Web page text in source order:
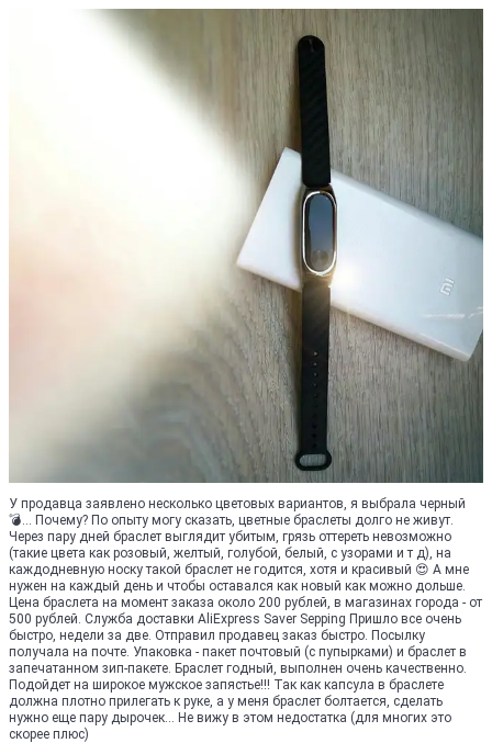
У продавца заявлено несколько цветовых вариантов, я выбрала черный
💣... Почему? По опыту могу сказать, цветные браслеты долго не живут.
Через пару дней браслет выглядит убитым, грязь оттереть невозможно
(такие цвета как розовый, желтый, голубой, белый, с узорами и т д), на
каждодневную носку такой браслет не годится, хотя и красивый 😍 А мне
нужен на каждый день и чтобы оставался как новый как можно дольше.
Цена браслета на момент заказа около 200 рублей, в магазинах города - от
500 рублей. Служба доставки AliExpress Saver Sepping Пришло все очень
быстро, недели за две. Отправил продавец заказ быстро. Посылку
получала на почте. Упаковка - пакет почтовый (с пупырками) и браслет в
запечатанном зип-пакете. Браслет годный, выполнен очень качественно.
Подойдет на широкое мужское запястье!!! Так как капсула в браслете
должна плотно прилегать к руке, а у меня браслет болтается, сделать
нужно еще пару дырочек... Не вижу в этом недостатка (для многих это
скорее плюс)